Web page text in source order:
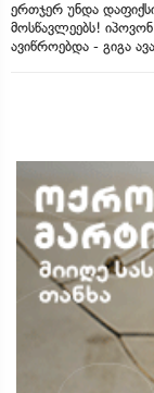
ერთჯერ უნდა
მოსწავლეებს!
ავიწროებდა - გიგა